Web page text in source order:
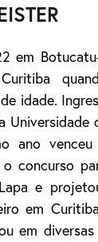
em
idade.
Universidade
ano
concurso
e
em
em